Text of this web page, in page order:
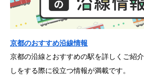
京都のおすすめ沿線情報
京都の沿線とおすすめの駅を詳しくご紹
しをする際に役立つ情報が満載です。